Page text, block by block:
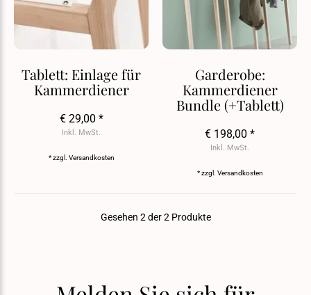
Tablett: Einlage für
Kammerdiener
€ 29,00 *
Inkl. MwSt.
* zzgl. Versandkosten
Garderobe:
Kammerdiener
Bundle (+Tablett)
€ 198,00 *
Inkl. MwSt.
* zzgl. Versandkosten
Gesehen 2 der 2 Produkte